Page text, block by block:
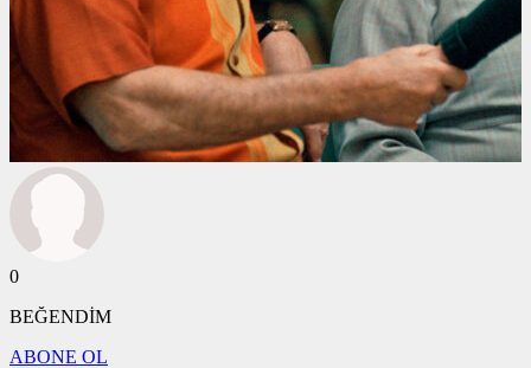
0
BEĞENDİM
ABONE OL